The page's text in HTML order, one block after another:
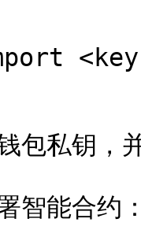
包私钥，
智能合约